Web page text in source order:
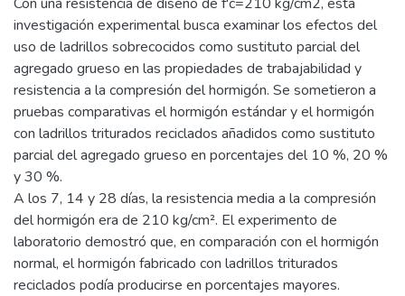
investigación experimental busca examinar los efectos del
uso de ladrillos sobrecocidos como sustituto parcial del
agregado grueso en las propiedades de trabajabilidad y
resistencia a la compresión del hormigón. Se sometieron a
pruebas comparativas el hormigón estándar y el hormigón
con ladrillos triturados reciclados añadidos como sustituto
parcial del agregado grueso en porcentajes del 10 %, 20 %
y 30 %.
A los 7, 14 y 28 días, la resistencia media a la compresión
del hormigón era de 210 kg/cm². El experimento de
laboratorio demostró que, en comparación con el hormigón
normal, el hormigón fabricado con ladrillos triturados
reciclados podía producirse en porcentajes mayores.